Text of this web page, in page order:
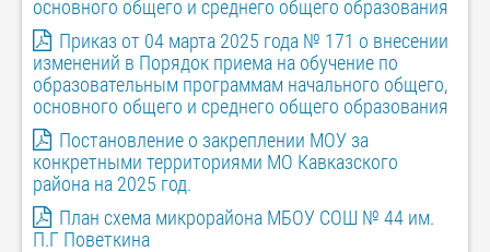
основного общего и среднего общего образования
Приказ от 04 марта 2025 года № 171 о внесении
изменений в Порядок приема на обучение по
образовательным программам начального общего,
основного общего и среднего общего образования
Постановление о закреплении МОУ за
конкретными территориями МО Кавказского
района на 2025 год.
План схема микрорайона МБОУ СОШ № 44 им.
П.Г Поветкина